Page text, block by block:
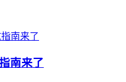
南来了